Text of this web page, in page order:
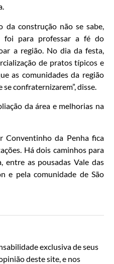
da construção não se sabe,
foi para professar a fé do
a região. No dia da festa,
de pratos típicos e
as comunidades da região
confraternizarem”, disse.
da área e melhorias na
da Penha fica
Há dois caminhos para
entre as pousadas Vale das
e pela comunidade de São
exclusiva de seus
deste site, e nos